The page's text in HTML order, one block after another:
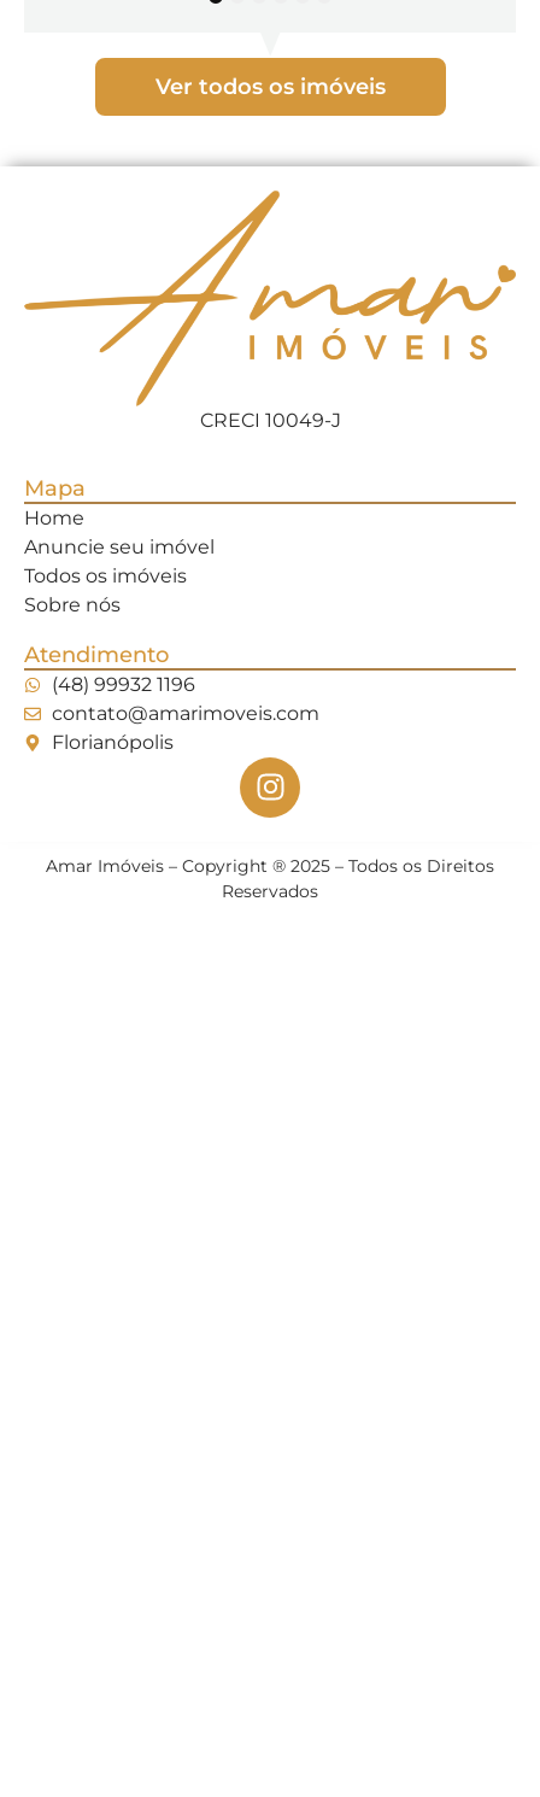
Ver todos os imóveis
CRECI 10049-J
Mapa
Home
Anuncie seu imóvel
Todos os imóveis
Sobre nós
Atendimento
(48) 99932 1196
contato@amarimoveis.com
Florianópolis
Amar Imóveis – Copyright ® 2025 – Todos os Direitos
Reservados